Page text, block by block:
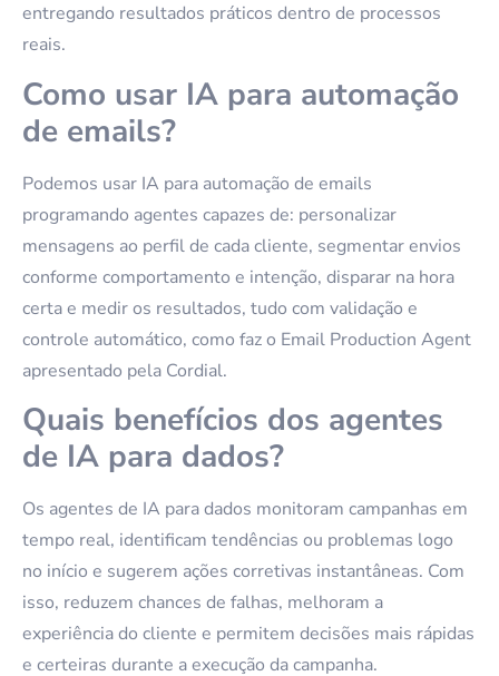
entregando resultados práticos dentro de processos
reais.
Como usar IA para automação
de emails?
Podemos usar IA para automação de emails
programando agentes capazes de: personalizar
mensagens ao perfil de cada cliente, segmentar envios
conforme comportamento e intenção, disparar na hora
certa e medir os resultados, tudo com validação e
controle automático, como faz o Email Production Agent
apresentado pela Cordial.
Quais benefícios dos agentes
de IA para dados?
Os agentes de IA para dados monitoram campanhas em
tempo real, identificam tendências ou problemas logo
no início e sugerem ações corretivas instantâneas. Com
isso, reduzem chances de falhas, melhoram a
experiência do cliente e permitem decisões mais rápidas
e certeiras durante a execução da campanha.